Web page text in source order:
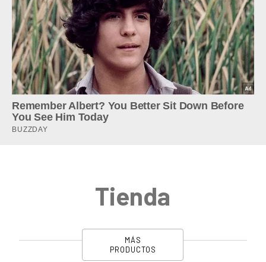
Tienda
MÁS
PRODUCTOS